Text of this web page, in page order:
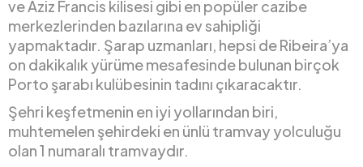
ve Aziz Francis kilisesi gibi en popüler cazibe
merkezlerinden bazılarına ev sahipliği
yapmaktadır. Şarap uzmanları, hepsi de Ribeira’ya
on dakikalık yürüme mesafesinde bulunan birçok
Porto şarabı kulübesinin tadını çıkaracaktır.
Şehri keşfetmenin en iyi yollarından biri,
muhtemelen şehirdeki en ünlü tramvay yolculuğu
olan 1 numaralı tramvaydır.